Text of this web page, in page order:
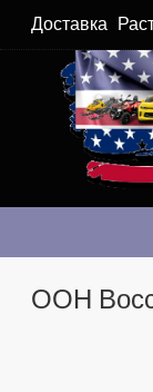
Доставка
Автомобили
ООН